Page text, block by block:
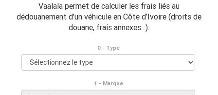
Vaalala permet de calculer les frais liés au
dédouanement d'un véhicule en Côte d’Ivoire (droits de
douane, frais annexes...).
0 - Type
1 - Marque